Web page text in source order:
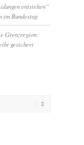
entstehen“
im Bundestag
Grenzregion:
gesichert